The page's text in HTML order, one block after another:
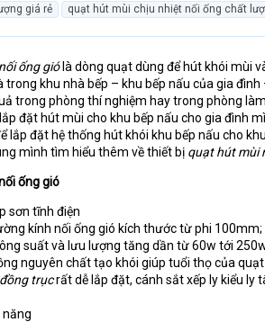
giá rẻ quạt hút mùi chịu nhiệt nối ống chất
ống giólà dòng quạt dùng để hút khói mùi
trong khu nhà bếp – khu bếp nấu của gia
trong phòng thí nghiệm hay trong phòng
đặt hút mùi cho khu bếp nấu cho gia đình
lắp đặt hệ thống hút khói khu bếp nấu cho
mình tìm hiểu thêm về thiết bị quạt hút mùi
ống gió
sơn tĩnh điện
kính nối ống gió kích thước từ phi
suất và lưu lượng tăng dần từ 60w tới
nguyên chất tạo khói giúp tuổi thọ của
trụcrất dễ lắp đặt, cánh sắt xếp ly kiểu ly
năng